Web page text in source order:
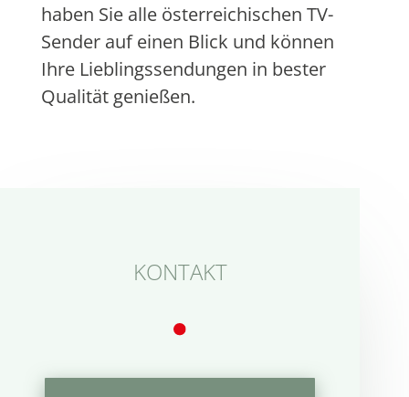
haben Sie alle österreichischen TV-
Sender auf einen Blick und können
Ihre Lieblingssendungen in bester
Qualität genießen.
KONTAKT